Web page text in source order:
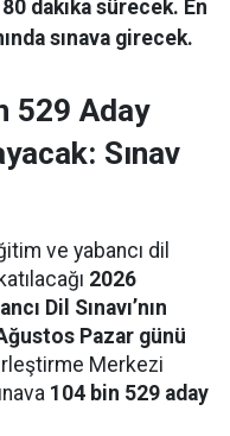
dakika sürecek. En
sınava girecek.
529 Aday
Sınav
ve yabancı dil
2026
Dil Sınavı’nın
Pazar günü
Merkezi
104 bin 529 aday